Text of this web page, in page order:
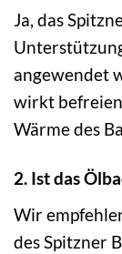
Ja, das
angewendet
wirkt
Wärme des
2. Ist das
Wir
des Spitzner